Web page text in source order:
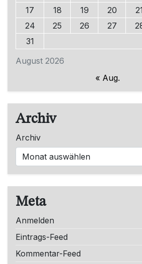
August 2026
17
18 19 20
24
25 26 27
31
« Aug.
Archiv
Archiv
Meta
Anmelden
Eintrags-Feed
Kommentar-Feed